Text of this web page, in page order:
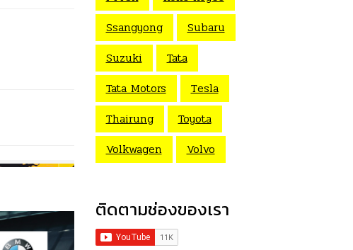
Ssangyong
Subaru
Suzuki
Tata
Tata Motors
Tesla
Thairung
Toyota
Volkwagen
Volvo
ติดตามช่องของเรา